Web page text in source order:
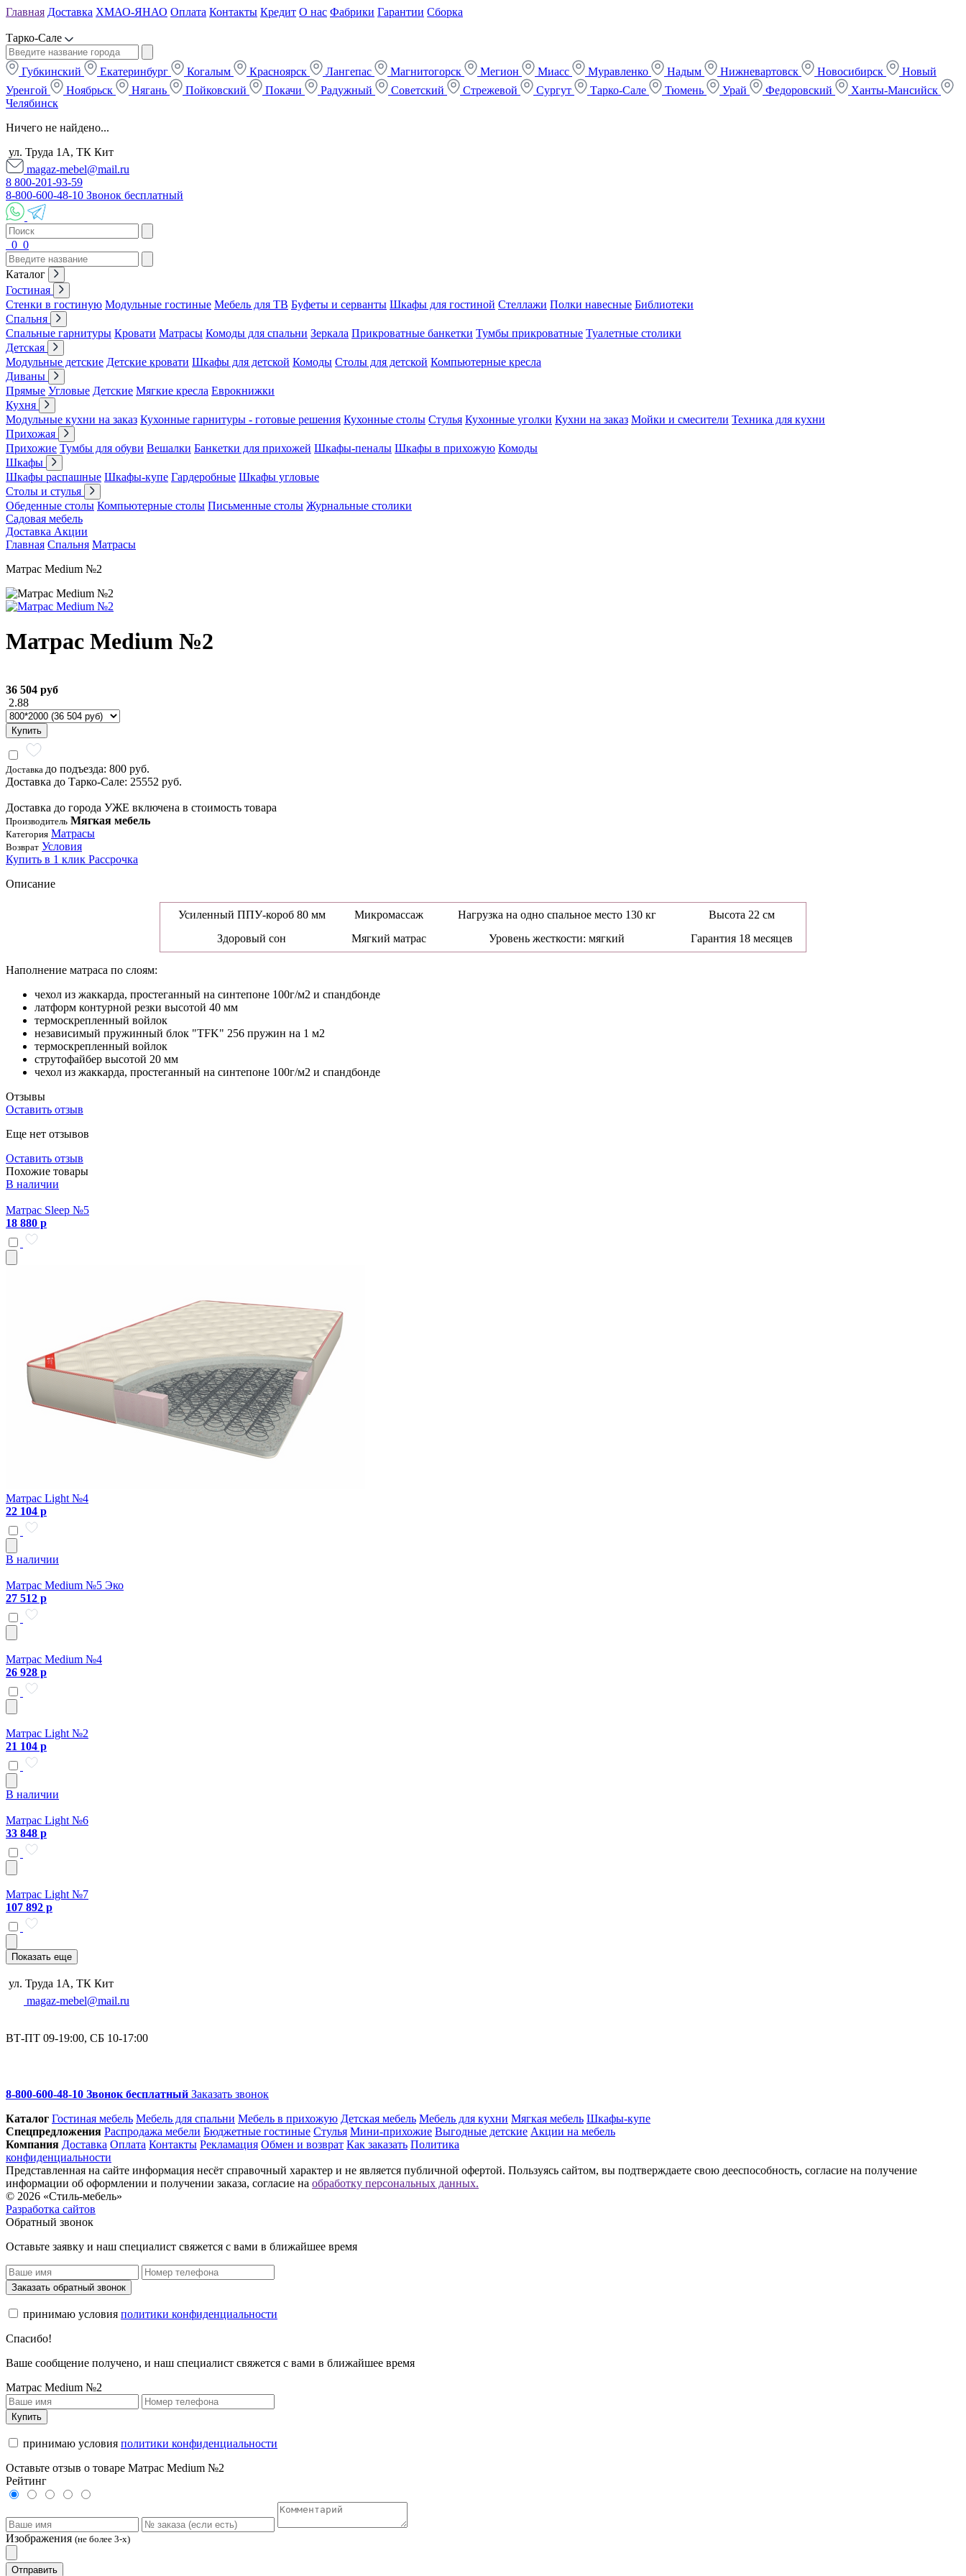
Главная Доставка ХМАО-ЯНАО Оплата Контакты Кредит О нас Фабрики Гарантии Сборка
Тарко-Сале
Губкинский Екатеринбург Когалым Красноярск Лангепас Магнитогорск Мегион Миасс Муравленко Надым Нижневартовск Новосибирск
Новый
Уренгой
Ноябрьск Нягань Пойковский Покачи Радужный Советский Стрежевой Сургут Тарко-Сале Тюмень Урай Федоровский
Ханты-Мансийск
Челябинск
Ничего не найдено...
ул. Труда 1А, ТК Кит
magaz-mebel@mail.ru
8 800-201-93-59
8-800-600-48-10 Звонок бесплатный
0 0
Каталог
Гостиная
Стенки в гостиную Модульные гостиные Мебель для ТВ Буфеты и серванты Шкафы для гостиной Стеллажи Полки навесные Библиотеки
Спальня
Спальные гарнитуры Кровати Матрасы Комоды для спальни Зеркала Прикроватные банкетки Тумбы прикроватные Туалетные столики
Детская
Модульные детские Детские кровати Шкафы для детской Комоды Столы для детской Компьютерные кресла
Диваны
Прямые Угловые Детские Мягкие кресла Еврокнижки
Кухня
Модульные кухни на заказ Кухонные гарнитуры - готовые решения Кухонные столы Стулья Кухонные уголки Кухни на заказ Мойки и смесители Техника для кухни
Прихожая
Прихожие Тумбы для обуви Вешалки Банкетки для прихожей Шкафы-пеналы Шкафы в прихожую Комоды
Шкафы
Шкафы распашные Шкафы-купе Гардеробные Шкафы угловые
Столы и стулья
Обеденные столы Компьютерные столы Письменные столы Журнальные столики
Садовая мебель
Доставка Акции
Главная Спальня Матрасы
Матрас Medium №2
Матрас Medium №2
36 504 руб
2.88
Купить
Доставка до подъезда: 800 руб.
Доставка до Тарко-Сале: 25552 руб.
Доставка до города УЖЕ включена в стоимость товара
Производитель Мягкая мебель
Категория Матрасы
Возврат Условия
Купить в 1 клик Рассрочка
Описание
Усиленный ППУ-короб 80 мм Микромассаж Нагрузка на одно спальное место 130 кг
Высота 22 см
Здоровый сон
Мягкий матрас Уровень жесткости: мягкий Гарантия 18 месяцев
Наполнение матраса по слоям:
чехол из жаккарда, простеганный на синтепоне 100г/м2 и спандбонде
латформ контурной резки высотой 40 мм
термоскрепленный войлок
независимый пружинный блок "TFK" 256 пружин на 1 м2
термоскрепленный войлок
струтофайбер высотой 20 мм
чехол из жаккарда, простеганный на синтепоне 100г/м2 и спандбонде
Отзывы
Оставить отзыв
Еще нет отзывов
Оставить отзыв
Похожие товары
В наличии
Матрас Sleep №5
18 880 р
Матрас Light №4
22 104 р
В наличии
Матрас Medium №5 Эко
27 512 р
Матрас Medium №4
26 928 р
Матрас Light №2
21 104 р
В наличии
Матрас Light №6
33 848 р
Матрас Light №7
107 892 р
Показать еще
ул. Труда 1А, ТК Кит
magaz-mebel@mail.ru
ВТ-ПТ 09-19:00, СБ 10-17:00
8-800-600-48-10 Звонок бесплатный Заказать звонок
Каталог Гостиная мебель Мебель для спальни Мебель в прихожую Детская мебель Мебель для кухни Мягкая мебель Шкафы-купе
Спец­предложения Распродажа мебели Бюджетные гостиные Стулья Мини-прихожие Выгодные детские Акции на мебель
Компания Доставка Оплата Контакты Рекламация Обмен и возврат Как заказать Политика
конфиденциальности
Представленная на сайте информация несёт справочный характер и не является публичной офертой. Пользуясь сайтом, вы подтверждаете свою дееспособность, согласие на получение
информации об оформлении и получении заказа, согласие на обработку персональных данных.
© 2026 «Стиль-мебель»
Разработка сайтов
Обратный звонок
Оставьте заявку и наш специалист свяжется с вами в ближайшее время
Заказать обратный звонок
принимаю условия политики конфиденциальности
Спасибо!
Ваше сообщение получено, и наш специалист свяжется с вами в ближайшее время
Матрас Medium №2
Купить
принимаю условия политики конфиденциальности
Оставьте отзыв о товаре Матрас Medium №2
Рейтинг
Изображения (не более 3-х)
Отправить